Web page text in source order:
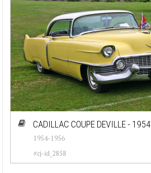
CADILLAC COUPE DEVILLE - 1954
1954-1956
#cj-id_2858